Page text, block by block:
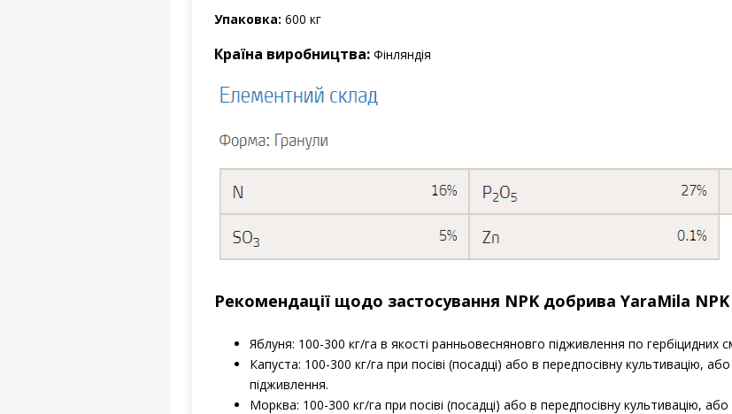
Упаковка: 600 кг
Країна виробництва: Фінляндія
Рекомендації щодо застосування NPK добрива YaraMila NPK
Яблуня: 100-300 кг/га в якості ранньовесняновго підживлення по гербіцидних
Капуста: 100-300 кг/га при посіві (посадці) або в передпосівну культивацію,
підживлення.
Морква: 100-300 кг/га при посіві (посадці) або в передпосівну культивацію,